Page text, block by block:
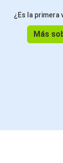
¿Es la primera
Más